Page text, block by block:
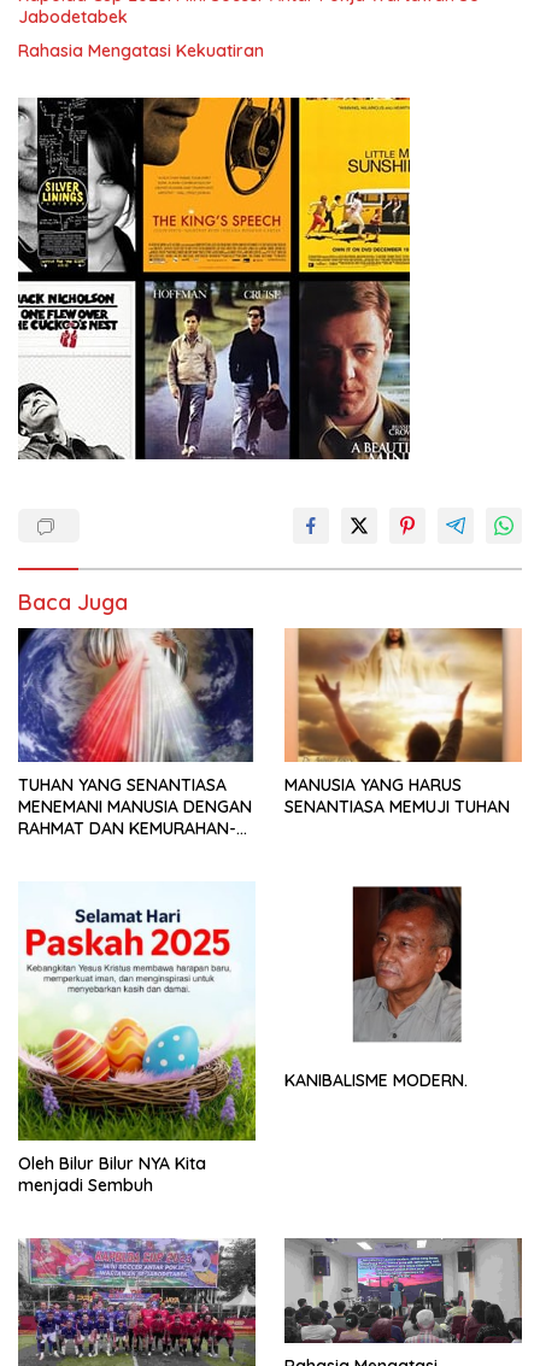
Jabodetabek
Rahasia Mengatasi Kekuatiran
Baca Juga
TUHAN YANG SENANTIASA
MENEMANI MANUSIA DENGAN
RAHMAT DAN KEMURAHAN-
MANUSIA YANG HARUS
SENANTIASA MEMUJI TUHAN
Oleh Bilur Bilur NYA Kita
menjadi Sembuh
KANIBALISME MODERN.